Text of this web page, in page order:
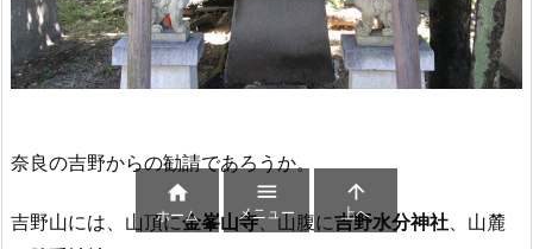
奈良の吉野からの勧請であろうか。
吉野山には、山頂に金峯山寺、山腹に吉野水分神社、山麓

ホーム

メニュー

上へ